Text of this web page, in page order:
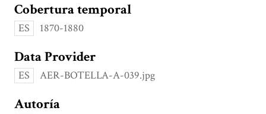
Cobertura temporal
ES 1870-1880
Data Provider
ES AER-BOTELLA-A-039.jpg
Autoría